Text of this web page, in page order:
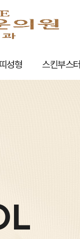
성형 스킨부스터